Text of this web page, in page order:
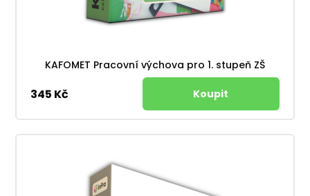
KAFOMET Pracovní výchova pro 1. stupeň ZŠ
345 Kč